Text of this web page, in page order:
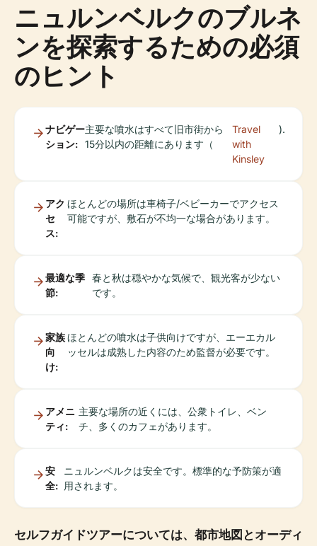
ニュルンベルクのブルネ
ンを探索するための必須
のヒント
ナビゲー
ション:
主要な噴水はすべて旧市街から
15分以内の距離にあります（
Travel
with
Kinsley
).
アク
セ
ス:
ほとんどの場所は車椅子/ベビーカーでアクセス
可能ですが、敷石が不均一な場合があります。
最適な季
節:
春と秋は穏やかな気候で、観光客が少ない
です。
家族
向
け:
ほとんどの噴水は子供向けですが、エーエカル
ッセルは成熟した内容のため監督が必要です。
アメニ
ティ:
主要な場所の近くには、公衆トイレ、ベン
チ、多くのカフェがあります。
安
全:
ニュルンベルクは安全です。標準的な予防策が適
用されます。
セルフガイドツアーについては、都市地図とオーディ